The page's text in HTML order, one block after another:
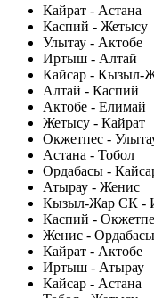
Кайрат - Астана
Каспий - Жетысу
Улытау - Актобе
Иртыш - Алтай
Кайсар - Кызыл-
Алтай - Каспий
Актобе - Елимай
Жетысу - Кайрат
Окжетпес -
Астана - Тобол
Ордабасы -
Атырау - Женис
Кызыл-Жар СК -
Каспий -
Женис - Ордабасы
Кайрат - Актобе
Иртыш - Атырау
Кайсар - Астана